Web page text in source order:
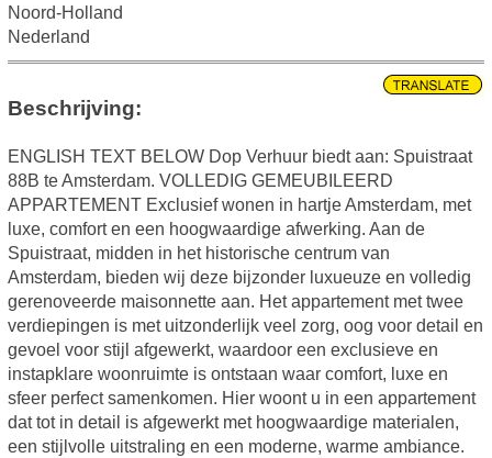
Noord-Holland
Nederland
Beschrijving:
ENGLISH TEXT BELOW Dop Verhuur biedt aan: Spuistraat
88B te Amsterdam. VOLLEDIG GEMEUBILEERD
APPARTEMENT Exclusief wonen in hartje Amsterdam, met
luxe, comfort en een hoogwaardige afwerking. Aan de
Spuistraat, midden in het historische centrum van
Amsterdam, bieden wij deze bijzonder luxueuze en volledig
gerenoveerde maisonnette aan. Het appartement met twee
verdiepingen is met uitzonderlijk veel zorg, oog voor detail en
gevoel voor stijl afgewerkt, waardoor een exclusieve en
instapklare woonruimte is ontstaan waar comfort, luxe en
sfeer perfect samenkomen. Hier woont u in een appartement
dat tot in detail is afgewerkt met hoogwaardige materialen,
een stijlvolle uitstraling en een moderne, warme ambiance.